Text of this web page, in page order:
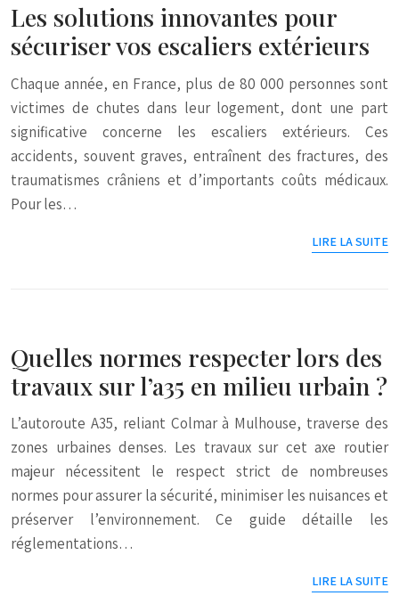
Les solutions innovantes pour
sécuriser vos escaliers extérieurs
Chaque année, en France, plus de 80 000 personnes sont
victimes de chutes dans leur logement, dont une part
significative concerne les escaliers extérieurs. Ces
accidents, souvent graves, entraînent des fractures, des
traumatismes crâniens et d’importants coûts médicaux.
Pour les…
LIRE LA SUITE
Quelles normes respecter lors des
travaux sur l’a35 en milieu urbain ?
L’autoroute A35, reliant Colmar à Mulhouse, traverse des
zones urbaines denses. Les travaux sur cet axe routier
majeur nécessitent le respect strict de nombreuses
normes pour assurer la sécurité, minimiser les nuisances et
préserver l’environnement. Ce guide détaille les
réglementations…
LIRE LA SUITE